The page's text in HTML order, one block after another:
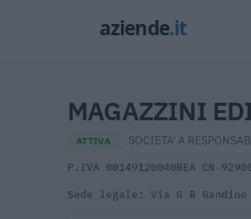
MAGAZZINI
ATTIVA SOCIETA' A
P.IVA 00149120040REA CN-
Sede legale: Via G B